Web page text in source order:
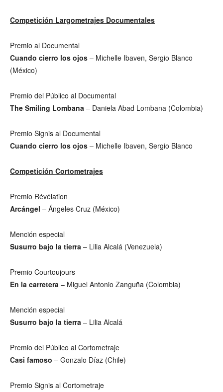
Competición Largometrajes Documentales
Premio al Documental
Cuando cierro los ojos – Michelle Ibaven, Sergio Blanco
(México)
Premio del Público al Documental
The Smiling Lombana – Daniela Abad Lombana (Colombia)
Premio Signis al Documental
Cuando cierro los ojos – Michelle Ibaven, Sergio Blanco
Competición Cortometrajes
Premio Révélation
Arcángel – Ángeles Cruz (México)
Mención especial
Susurro bajo la tierra – Lilia Alcalá (Venezuela)
Premio Courtoujours
En la carretera – Miguel Antonio Zanguña (Colombia)
Mención especial
Susurro bajo la tierra – Lilia Alcalá
Premio del Público al Cortometraje
Casi famoso – Gonzalo Díaz (Chile)
Premio Signis al Cortometraje